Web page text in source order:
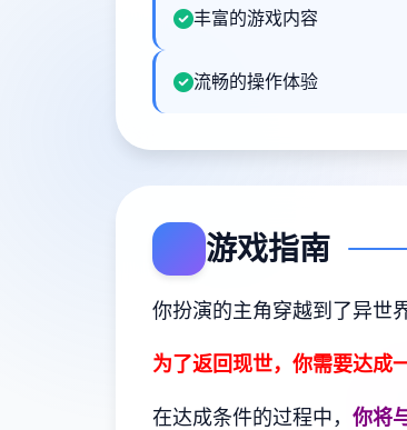
丰富的游戏内容
流畅的操作体验
游戏指南
你扮演的主角穿越到了异世
为了返回现世，你需要达成
在达成条件的过程中， 你将